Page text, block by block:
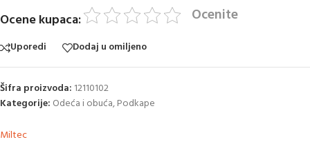
Ocene kupaca: Ocenite
Uporedi Dodaj u omiljeno
Šifra proizvoda: 12110102
Kategorije: Odeća i obuća,Podkape
Miltec